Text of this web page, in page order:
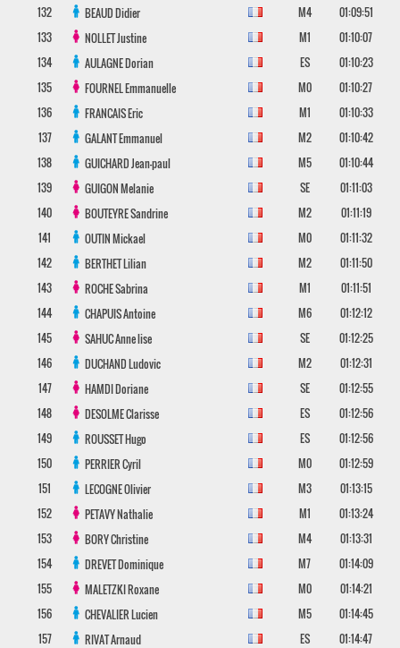
132
BEAUDDidier M4
01:09:51
133
NOLLETJustine M1
01:10:07
134
AULAGNEDorian ES
01:10:23
135
FOURNELEmmanuelle M0
01:10:27
136
FRANCAISEric M1
01:10:33
137
GALANTEmmanuel M2
01:10:42
138
GUICHARDJean-paul M5
01:10:44
139
GUIGONMelanie SE
01:11:03
140
BOUTEYRESandrine M2
01:11:19
141
OUTINMickael M0
01:11:32
142
BERTHETLilian M2
01:11:50
143
ROCHESabrina M1
01:11:51
144
CHAPUISAntoine M6
01:12:12
145
SAHUCAnne lise SE
01:12:25
146
DUCHANDLudovic M2
01:12:31
147
HAMDIDoriane SE
01:12:55
148
DESOLMEClarisse ES
01:12:56
149
ROUSSETHugo ES
01:12:56
150
PERRIERCyril M0
01:12:59
151
LECOGNEOlivier M3
01:13:15
152
PETAVYNathalie M1
01:13:24
153
BORYChristine M4
01:13:31
154
DREVETDominique M7
01:14:09
155
MALETZKIRoxane M0
01:14:21
156
CHEVALIERLucien M5
01:14:45
157
RIVATArnaud ES
01:14:47